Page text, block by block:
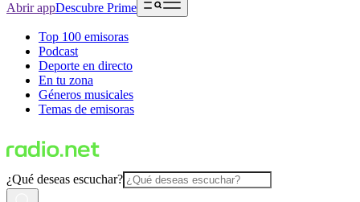
Abrir appDescubre Prime
Top 100 emisoras
Podcast
Deporte en directo
En tu zona
Géneros musicales
Temas de emisoras
¿Qué deseas escuchar?